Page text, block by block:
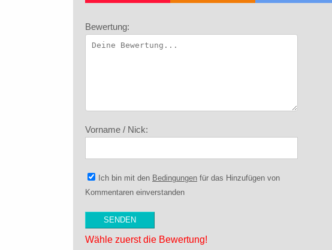
Bewertung:
Vorname / Nick:
Ich bin mit den Bedingungen für das Hinzufügen von
Kommentaren einverstanden
Wähle zuerst die Bewertung!